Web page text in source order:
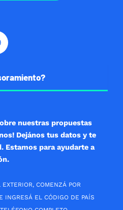
nuestras propuestas
Dejános tus datos y te
Estamos para ayudarte a
COMENZÁ POR
INGRESÁ EL CÓDIGO DE PAÍS